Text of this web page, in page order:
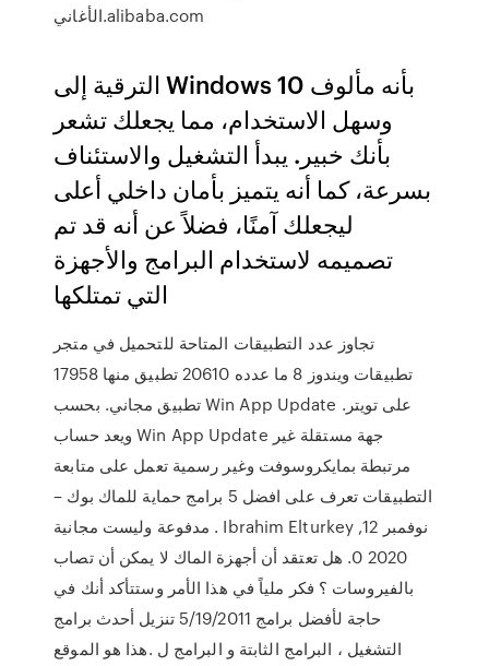
الأغاني.alibaba.com
الترقية إلى Windows 10 بأنه مألوف
وسهل الاستخدام، مما يجعلك تشعر
بأنك خبير. يبدأ التشغيل والاستئناف
بسرعة، كما أنه يتميز بأمان داخلي أعلى
ليجعلك آمنًا، فضلاً عن أنه قد تم
تصميمه لاستخدام البرامج والأجهزة
التي تمتلكها
تجاوز عدد التطبيقات المتاحة للتحميل في متجر
تطبيقات ويندوز 8 ما عدده 20610 تطبيق منها 17958
تطبيق مجاني. بحسب Win App Update على تويتر.
ويعد حساب Win App Update جهة مستقلة غير
مرتبطة بمايكروسوفت وغير رسمية تعمل على متابعة
التطبيقات تعرف على افضل 5 برامج حماية للماك بوك –
مدفوعة وليست مجانية . Ibrahim Elturkey نوفمبر 12,
2020 0. هل تعتقد أن أجهزة الماك لا يمكن أن تصاب
بالفيروسات ؟ فكر ملياً في هذا الأمر وستتأكد أنك في
حاجة لأفضل برامج 5/19/2011 تنزيل أحدث برامج
التشغيل ، البرامج الثابتة و البرامج ل .هذا هو الموقع